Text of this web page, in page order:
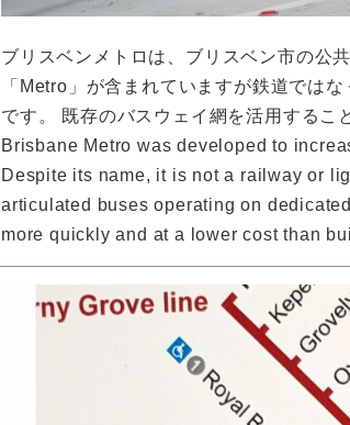
ブリスベンメトロは、ブリスベン市の公
「Metro」が含まれていますが鉄道では
です。 既存のバスウェイ網を活用するこ
Brisbane Metro was developed to
Despite its name, it is not a railway or
articulated buses operating on
more quickly and at a lower cost than